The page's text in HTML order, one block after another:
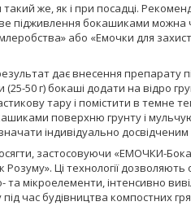
же, як і при посадці.
підживлення бокашиками
або «Емочки для
дає внесення препарату
50 г) бокаші додати на відро
тару і помістити в темне
поверхню грунту і
індивідуально
застосовуючи «ЕМОЧКИ-
Ці технології
та мікроелементи, інтенсивно
час будівництва компостних